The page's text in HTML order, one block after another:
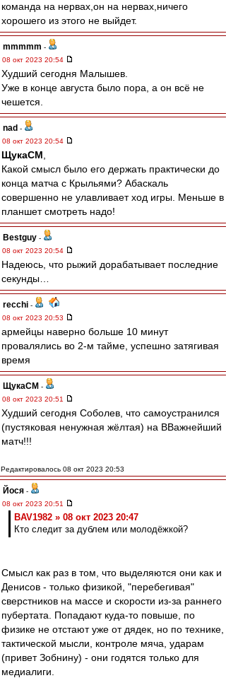
команда на нервах,он на нервах,ничего
хорошего из этого не выйдет.
mmmmm -
08 окт 2023 20:54
Худший сегодня Малышев.
Уже в конце августа было пора, а он всё не
чешется.
nad -
08 окт 2023 20:54
ЩукаСМ
Какой смысл было его держать практически до
конца матча с Крыльями? Абаскаль
совершенно не улавливает ход игры. Меньше в
планшет смотреть надо!
Bestguy -
08 окт 2023 20:54
Надеюсь, что рыжий дорабатывает последние
секунды…
recchi -
08 окт 2023 20:53
армейцы наверно больше 10 минут
провалялись во 2-м тайме, успешно затягивая
время
ЩукаСМ -
08 окт 2023 20:51
Худший сегодня Соболев, что самоустранился
(пустяковая ненужная жёлтая) на ВВажнейший
матч!!!
Редактировалось 08 окт 2023 20:53
Йося -
08 окт 2023 20:51
BAV1982 » 08 окт 2023 20:47
Кто следит за дублем или молодёжкой?
Смысл как раз в том, что выделяются они как и
Денисов - только физикой, "перебегивая"
сверстников на массе и скорости из-за раннего
пубертата. Попадают куда-то повыше, по
физике не отстают уже от дядек, но по технике,
тактической мысли, контроле мяча, ударам
(привет Зобнину) - они годятся только для
медиалиги.